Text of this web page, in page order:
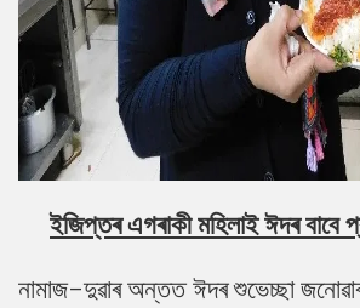
ইজিপ্তৰ এগৰাকী মহিলাই ঈদৰ বাবে
নামাজ-দুৱাৰ অন্তত ঈদৰ শুভেচ্ছা